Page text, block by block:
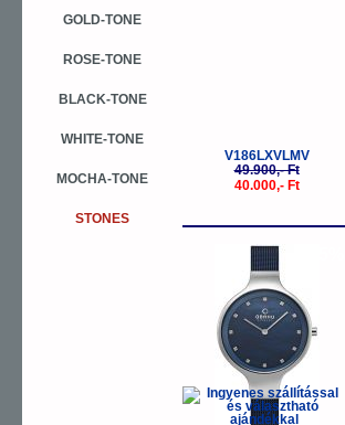
GOLD-TONE
ROSE-TONE
BLACK-TONE
WHITE-TONE
MOCHA-TONE
STONES
V186LXVLMV
49.900,- Ft
40.000,- Ft